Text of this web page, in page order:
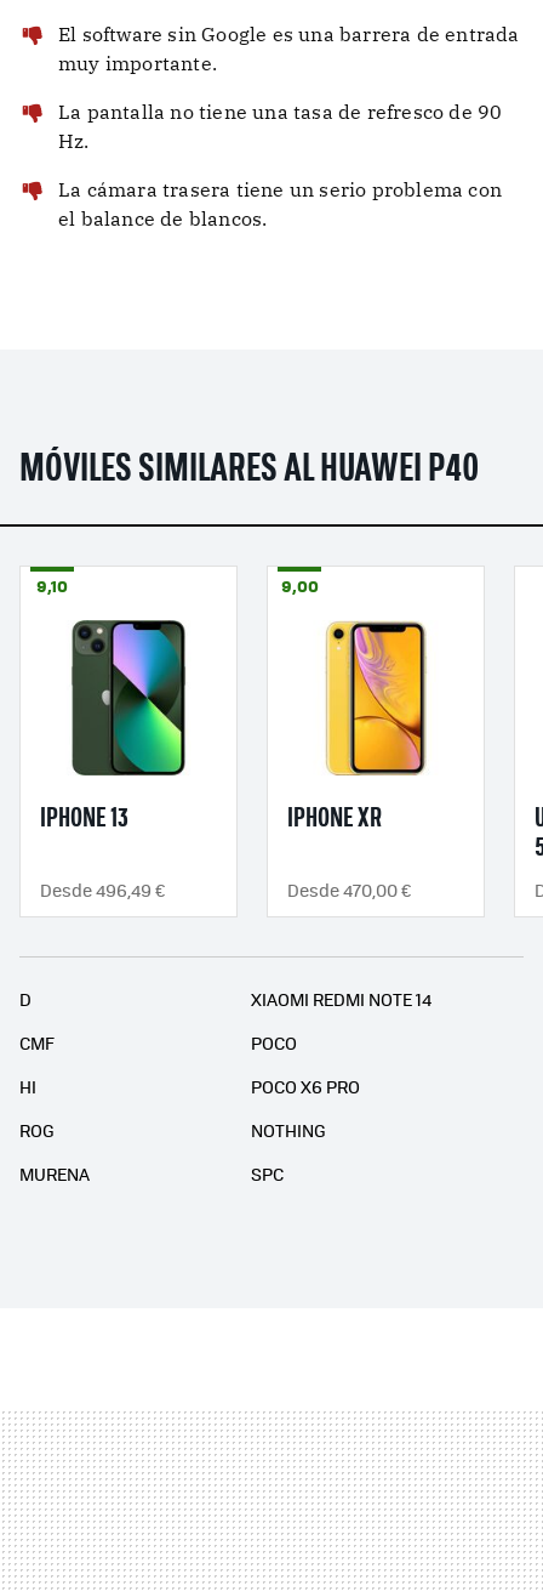
El software sin Google es una barrera de entrada
muy importante.
La pantalla no tiene una tasa de refresco de 90
Hz.
La cámara trasera tiene un serio problema con
el balance de blancos.
MÓVILES SIMILARES AL HUAWEI P40
9,10
IPHONE 13
Desde 496,49 €
9,00
IPHONE XR
Desde 470,00 €
D
XIAOMI REDMI NOTE 14
CMF
POCO
HI
POCO X6 PRO
ROG
NOTHING
MURENA
SPC